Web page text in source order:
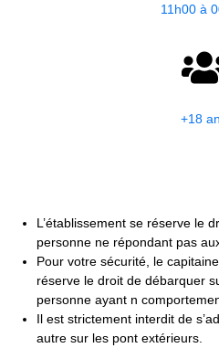
11h00 à
+18
L’établissement se réserve le
personne ne répondant pas
Pour votre sécurité, le
réserve le droit de débarquer
personne ayant n
Il est strictement interdit de
autre sur les pont extérieurs.